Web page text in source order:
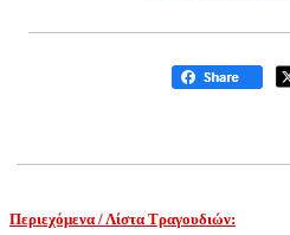
Περιεχόμενα / Λίστα Τραγουδιών: